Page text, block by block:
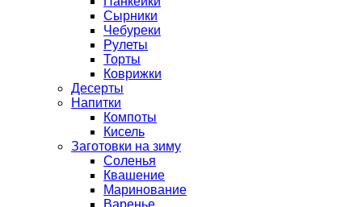
Сырники
Чебуреки
Рулеты
Торты
Коврижки
Десерты
Напитки
Компоты
Кисель
Заготовки на зиму
Соленья
Квашение
Маринование
Варенье